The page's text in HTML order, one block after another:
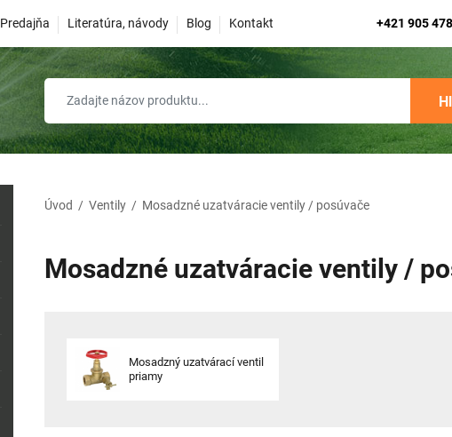
Predajňa Literatúra, návody Blog Kontakt +421 905
Úvod / Ventily / Mosadzné uzatváracie ventily / posúvače
Mosadzné uzatváracie ventily /
Mosadzný uzatvárací ventil
priamy